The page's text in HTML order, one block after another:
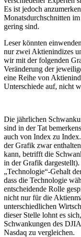
Es ist jedoch
Monatsdurchschnitten
gering sind.
Leser könnten
nur zwei Aktienindizes
wir mit der folgenden
Veränderung der
eine Reihe von
Unterschiede auf, nicht
Die jährlichen
sind in der Tat
auch von Index zu
der Grafik zwar
kann, betrifft die
in der Grafik
„Technologie“-Gehalt
dass die Technologie
entscheidende Rolle
nicht nur für die
unterschiedlichen
dieser Stelle lohnt es
Schwankungen des
Nasdaq zu vergleichen.